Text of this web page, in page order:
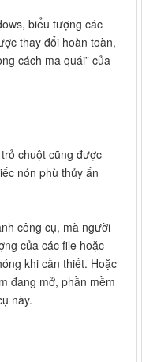
biểu tượng các
thay đổi hoàn toàn,
cách ma quái” của
chuột cũng được
nón phù thủy ấn
công cụ, mà người
của các file hoặc
khi cần thiết. Hoặc
đang mở, phần mềm
này.